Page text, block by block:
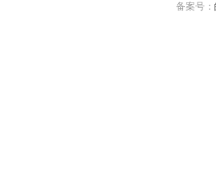
备案号：